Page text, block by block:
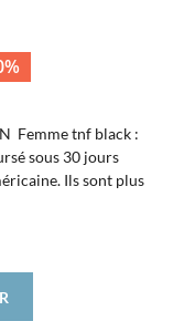
Femme tnf black :
sous 30 jours
Ils sont plus